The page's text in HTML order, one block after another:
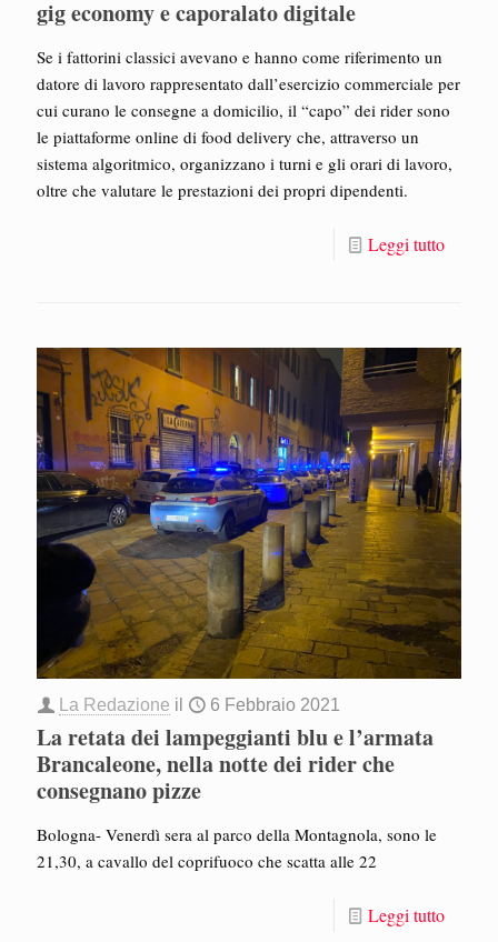
gig economy e caporalato digitale
Se i fattorini classici avevano e hanno come riferimento un
datore di lavoro rappresentato dall’esercizio commerciale per
cui curano le consegne a domicilio, il “capo” dei rider sono
le piattaforme online di food delivery che, attraverso un
sistema algoritmico, organizzano i turni e gli orari di lavoro,
oltre che valutare le prestazioni dei propri dipendenti.
Leggi tutto
La Redazione il 6 Febbraio 2021
La retata dei lampeggianti blu e l’armata
Brancaleone, nella notte dei rider che
consegnano pizze
Bologna- Venerdì sera al parco della Montagnola, sono le
21,30, a cavallo del coprifuoco che scatta alle 22
Leggi tutto